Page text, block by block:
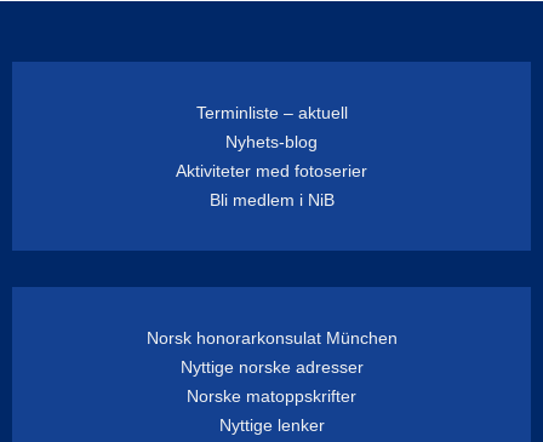
Terminliste – aktuell
Nyhets-blog
Aktiviteter med fotoserier
Bli medlem i NiB
Norsk honorarkonsulat München
Nyttige norske adresser
Norske matoppskrifter
Nyttige lenker